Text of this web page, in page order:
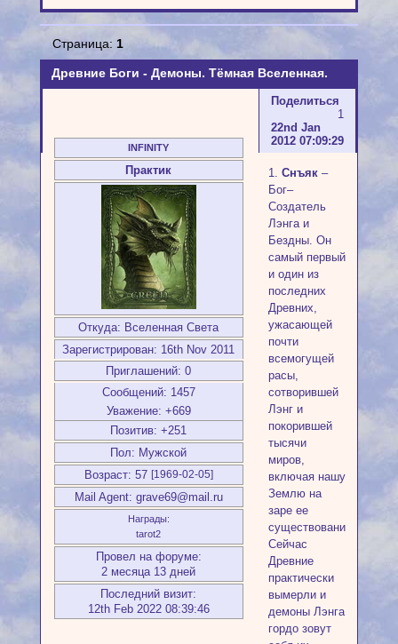
Древние Боги - Демоны. Тёмная Вселенная.
Страница: 1
Поделиться
1
22nd Jan
2012 07:09:29
INFINITY
Практик
Откуда: Вселенная Света
Зарегистрирован: 16th Nov 2011
Приглашений: 0
Сообщений: 1457
Уважение: +669
Позитив: +251
Пол: Мужской
Возраст: 57 [1969-02-05]
Mail Agent: grave69@mail.ru
Награды:
tarot2
Провел на форуме:
2 месяца 13 дней
Последний визит:
12th Feb 2022 08:39:46
1. Снъяк–
Бог–
Создатель
Лэнга и
Бездны. Он
самый первый
и один из
последних
Древних,
ужасающей
почти
всемогущей
расы,
сотворившей
Лэнг и
покорившей
тысячи
миров,
включая нашу
Землю на
заре ее
существования.
Сейчас
Древние
практически
вымерли и
демоны Лэнга
гордо зовут